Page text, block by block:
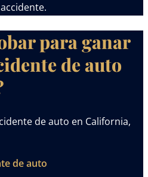
para ganar
de auto
de auto en California,
de auto